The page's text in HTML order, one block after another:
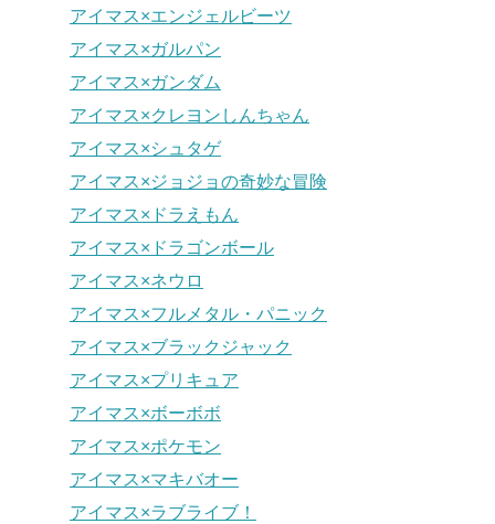
アイマス×エンジェルビーツ
アイマス×ガルパン
アイマス×ガンダム
アイマス×クレヨンしんちゃん
アイマス×シュタゲ
アイマス×ジョジョの奇妙な冒険
アイマス×ドラえもん
アイマス×ドラゴンボール
アイマス×ネウロ
アイマス×フルメタル・パニック
アイマス×ブラックジャック
アイマス×プリキュア
アイマス×ボーボボ
アイマス×ポケモン
アイマス×マキバオー
アイマス×ラブライブ！